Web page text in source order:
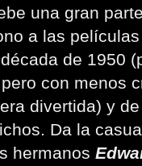
una gran
a las
de 1950
pero con menos
divertida) y
Da la
hermanos